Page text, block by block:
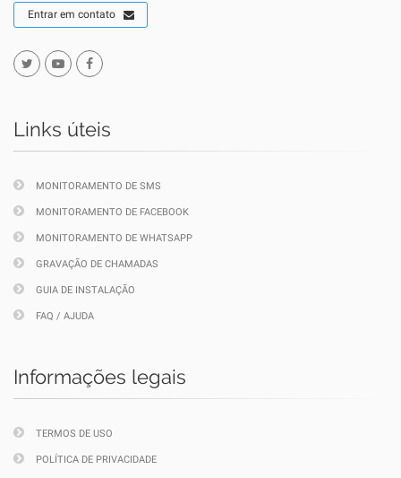
Entrar em contato
Links úteis
MONITORAMENTO DE SMS
MONITORAMENTO DE FACEBOOK
MONITORAMENTO DE WHATSAPP
GRAVAÇÃO DE CHAMADAS
GUIA DE INSTALAÇÃO
FAQ / AJUDA
Informações legais
TERMOS DE USO
POLÍTICA DE PRIVACIDADE